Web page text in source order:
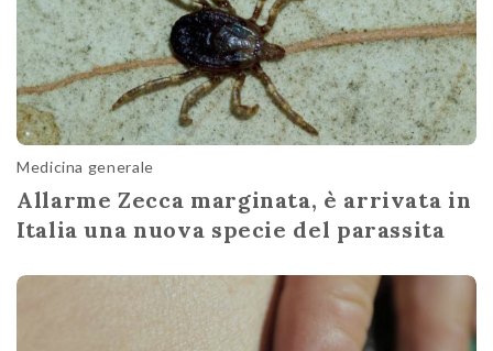
Medicina generale
Allarme Zecca marginata, è arrivata in
Italia una nuova specie del parassita